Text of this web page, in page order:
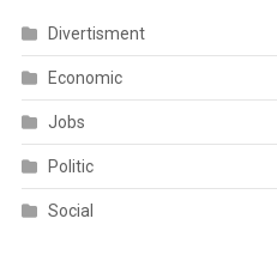
Divertisment
Economic
Jobs
Politic
Social